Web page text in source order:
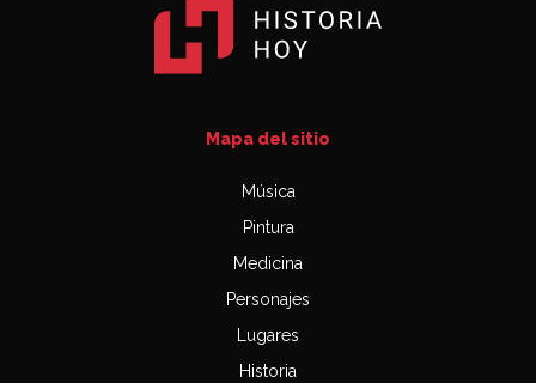
Mapa del sitio
Música
Pintura
Medicina
Personajes
Lugares
Historia